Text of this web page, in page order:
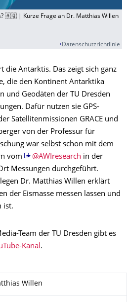
🇦🇶 | Kurze Frage an Dr. Matthias Willen
Datenschutzrichtlinie
die Antarktis. Das zeigt sich ganz
die den Kontinent Antarktika
und Geodäten der TU Dresden
Dafür nutzen sie GPS-
Satellitenmissionen GRACE und
von der Professur für
war selbst schon mit dem
vom
@AWIresearch in der
Messungen durchgeführt.
Dr. Matthias Willen erklärt
der Eismasse messen lassen und
ist.
Team der TU Dresden gibt es
Kanal .
Willen